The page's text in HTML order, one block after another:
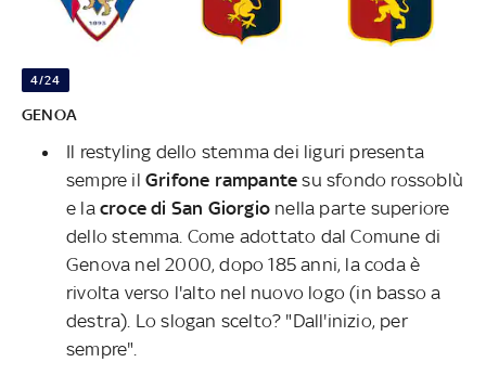
4/24
GENOA
Il restyling dello stemma dei liguri presenta
sempre il Grifone rampante su sfondo rossoblù
e la croce di San Giorgio nella parte superiore
dello stemma. Come adottato dal Comune di
Genova nel 2000, dopo 185 anni, la coda è
rivolta verso l'alto nel nuovo logo (in basso a
destra). Lo slogan scelto? "Dall'inizio, per
sempre".